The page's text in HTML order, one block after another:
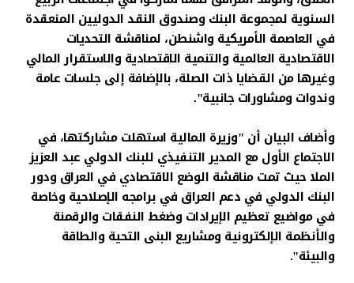
السنوية لمجموعة البنك وصندوق النقد الدوليين المنعقدة
في العاصمة الأمريكية واشنطن، لمناقشة التحديات
الاقتصادية العالمية والتنمية الاقتصادية والاستقرار المالي
وغيرها من القضايا ذات الصلة، بالإضافة إلى جلسات عامة
وندوات ومشاورات جانبية".
وأضاف البيان أن "وزيرة المالية استهلت مشاركتها، في
الاجتماع الأول مع المدير التنفيذي للبنك الدولي عبد العزيز
الملا حيث تمت مناقشة الوضع الاقتصادي في العراق ودور
البنك الدولي في دعم العراق في برامجه الإصلاحية وخاصة
في مواضيع تعظيم الإيرادات وضغط النفقات والرقمنة
والأنظمة الإلكترونية ومشاريع البنى التحية والطاقة
والبيئة".